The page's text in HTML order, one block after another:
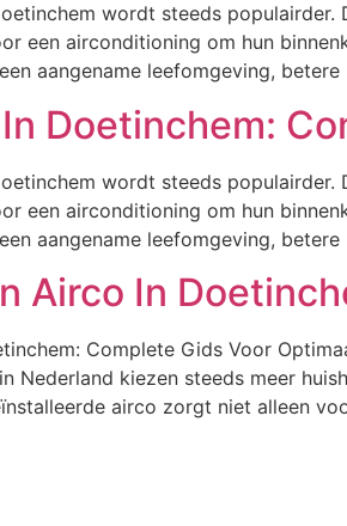
wordt steeds
een airconditioning om hun
aangename leefomgeving,
Doetinchem:
wordt steeds
een airconditioning om hun
aangename leefomgeving,
Airco In
Complete Gids Voor
Nederland kiezen steeds meer
airco zorgt niet alleen